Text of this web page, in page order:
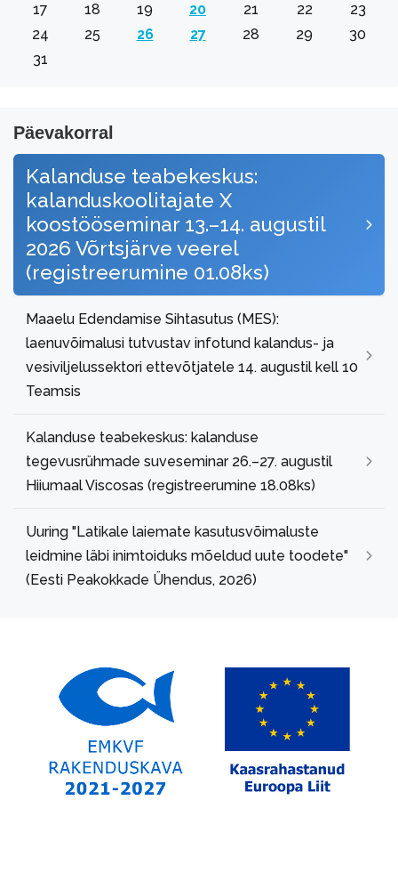
17
18 19 20 21 22
23
24
25 26 27 28 29
30
31
Päevakorral
Kalanduse teabekeskus:
kalanduskoolitajate X
koostööseminar 13.–14. augustil
2026 Võrtsjärve veerel
(registreerumine 01.08ks)
Maaelu Edendamise Sihtasutus (MES):
laenuvõimalusi tutvustav infotund kalandus- ja
vesiviljelussektori ettevõtjatele 14. augustil kell 10
Teamsis
Kalanduse teabekeskus: kalanduse
tegevusrühmade suveseminar 26.–27. augustil
Hiiumaal Viscosas (registreerumine 18.08ks)
Uuring "Latikale laiemate kasutusvõimaluste
leidmine läbi inimtoiduks mõeldud uute toodete"
(Eesti Peakokkade Ühendus, 2026)